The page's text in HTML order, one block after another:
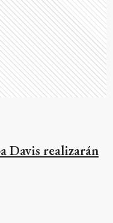
Davis realizarán